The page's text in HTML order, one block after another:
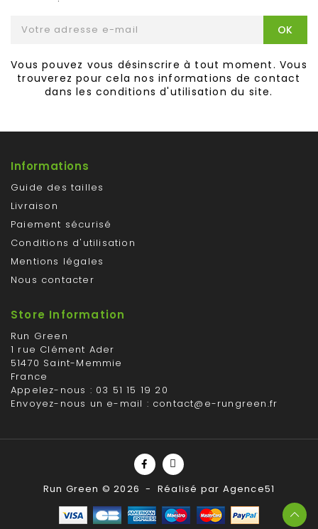
Vous pouvez vous désinscrire à tout moment. Vous
trouverez pour cela nos informations de contact
dans les conditions d'utilisation du site.
Informations
Guide des tailles
Livraison
Paiement sécurisé
Conditions d'utilisation
Mentions légales
Nous contacter
Store Information
Run Green
1 rue Clément Ader
51470 Saint-Memmie
France
Appelez-nous : 03 51 15 19 20
Envoyez-nous un e-mail : contact@e-rungreen.fr
Run Green © 2026 - Réalisé par Agence51